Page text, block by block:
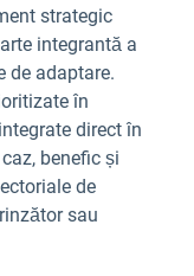
strategic
integrantă a
de adaptare.
în
direct în
benefic și
de
sau